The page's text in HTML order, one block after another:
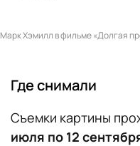
Марк Хэмилл в фильме «Долгая
Где снимали
Съемки картины
июля по 12